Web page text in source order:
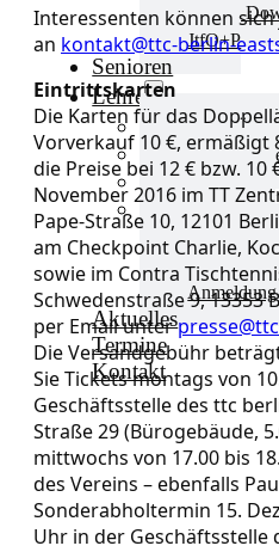
Jugend
JtfO+P
Senioren
Lehre
Lehre
Aktuelles
Fortbildung
Ausbildung
Lehre
Aktuelles
Termine
Kontakt
Interessenten können
an kontakt@ttc-berlin-
Eintrittskarten
Die Karten für das
Vorverkauf 10 €, ermäßigt
die Preise bei 12 € bzw.
November 2016 im TT
Pape-Straße 10, 12101
am Checkpoint Charlie,
sowie im Contra
Schwedenstraße 9, 13353
per Email unter
Die Versandgebühr
Sie Tickets montags von
Geschäftsstelle des ttc
Straße 29 (Bürogebäude,
mittwochs von 17.00 bis
des Vereins – ebenfalls
Sonderabholtermin 15.
Uhr in der Geschäftsstelle